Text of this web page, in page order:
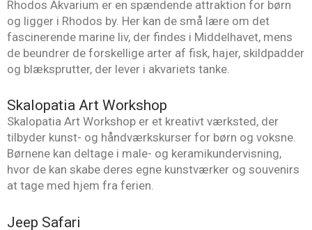
Rhodos Akvarium er en spændende attraktion for børn
og ligger i Rhodos by. Her kan de små lære om det
fascinerende marine liv, der findes i Middelhavet, mens
de beundrer de forskellige arter af fisk, hajer, skildpadder
og blæksprutter, der lever i akvariets tanke.
Skalopatia Art Workshop
Skalopatia Art Workshop er et kreativt værksted, der
tilbyder kunst- og håndværkskurser for børn og voksne.
Børnene kan deltage i male- og keramikundervisning,
hvor de kan skabe deres egne kunstværker og souvenirs
at tage med hjem fra ferien.
Jeep Safari